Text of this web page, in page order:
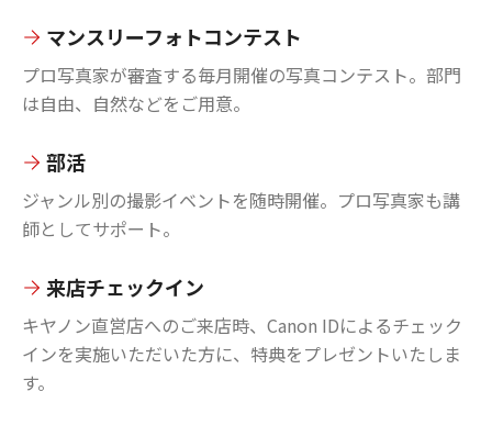
マンスリーフォトコンテスト
プロ写真家が審査する毎月開催の写真コンテスト。部門
は自由、自然などをご用意。
部活
ジャンル別の撮影イベントを随時開催。プロ写真家も講
師としてサポート。
来店チェックイン
キヤノン直営店へのご来店時、Canon IDによるチェック
インを実施いただいた方に、特典をプレゼントいたしま
す。